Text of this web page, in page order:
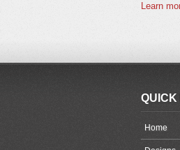
Learn
QUICK
Home